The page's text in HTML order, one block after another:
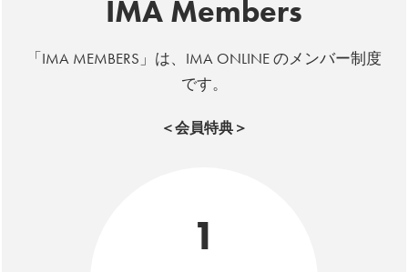
IMA Members
「IMA MEMBERS」は、IMA ONLINE のメンバー制度
です。
＜会員特典＞
1